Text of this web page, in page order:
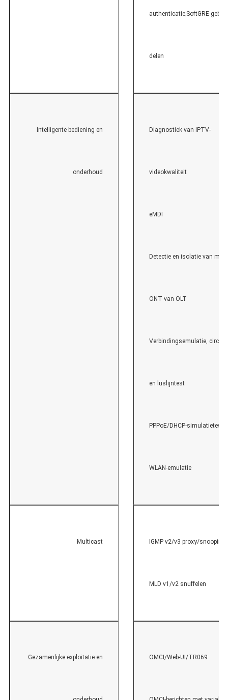
authenticatie;SoftGRE-
delen
Intelligente bediening en
onderhoud
Diagnostiek van IPTV-
videokwaliteit
eMDI
Detectie en isolatie van
ONT van OLT
Verbindingsemulatie,
en luslijntest
PPPoE/DHCP-
WLAN-emulatie
Multicast IGMP v2/v3 proxy/snooping
MLD v1/v2 snuffelen
Gezamenlijke exploitatie en OMCI/Web-UI/TR069